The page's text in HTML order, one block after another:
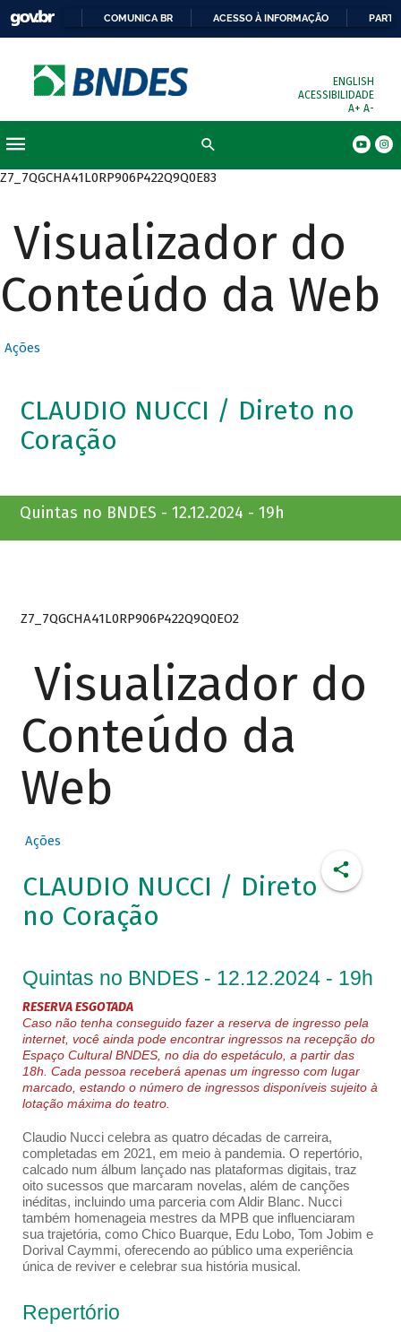
COMUNICA BR ACESSO À INFORMAÇÃO
ENGLISH
ACESSIBILIDADE
A+ A-
Z7_7QGCHA41L0RP906P422Q9Q0E83
Visualizador do
Conteúdo da Web
Ações
CLAUDIO NUCCI / Direto no
Coração
Quintas no BNDES - 12.12.2024 - 19h
Z7_7QGCHA41L0RP906P422Q9Q0EO2
Visualizador do
Conteúdo da
Web
Ações
CLAUDIO NUCCI / Direto
no Coração
Quintas no BNDES - 12.12.2024 - 19h
RESERVA ESGOTADA
Caso não tenha conseguido fazer a reserva de ingresso pela
internet, você ainda pode encontrar ingressos na recepção do
Espaço Cultural BNDES, no dia do espetáculo, a partir das
18h. Cada pessoa receberá apenas um ingresso com lugar
marcado, estando o número de ingressos disponíveis sujeito à
lotação máxima do teatro.
Claudio Nucci celebra as quatro décadas de carreira,
completadas em 2021, em meio à pandemia. O repertório,
calcado num álbum lançado nas plataformas digitais, traz
oito sucessos que marcaram novelas, além de canções
inéditas, incluindo uma parceria com Aldir Blanc. Nucci
também homenageia mestres da MPB que influenciaram
sua trajetória, como Chico Buarque, Edu Lobo, Tom Jobim e
Dorival Caymmi, oferecendo ao público uma experiência
única de reviver e celebrar sua história musical.
Repertório